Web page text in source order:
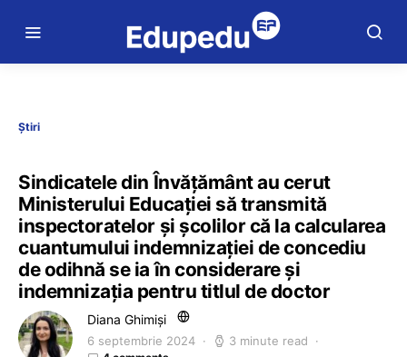
Știri
Sindicatele din Învățământ au cerut
Ministerului Educației să transmită
inspectoratelor și școlilor că la calcularea
cuantumului indemnizației de concediu
de odihnă se ia în considerare și
indemnizația pentru titlul de doctor
Diana Ghimiși
6 septembrie 2024 3 minute read